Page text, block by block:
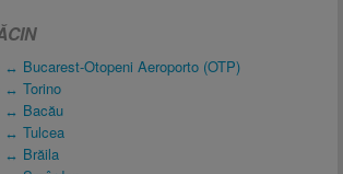
Bucarest-Otopeni Aeroporto (OTP)
↔ Torino
↔ Bacău
↔ Tulcea
↔ Brăila